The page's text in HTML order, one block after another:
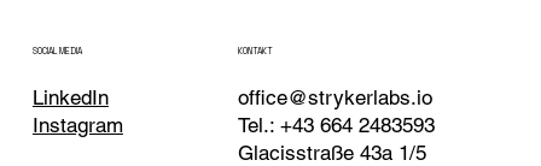
SOCIAL MEDIA
LinkedIn
Instagram
KONTAKT
office@strykerlabs.io
Tel.: +43 664 2483593
Glacisstraße 43a 1/5